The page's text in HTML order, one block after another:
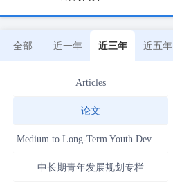
全部 近一年 近三年 近五年
Articles
论文
Medium to Long-Term Youth Development Planning Column
中长期青年发展规划专栏